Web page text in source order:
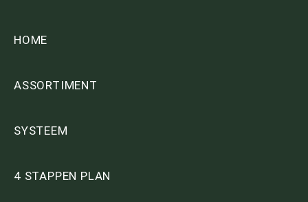
HOME
ASSORTIMENT
SYSTEEM
4 STAPPEN PLAN